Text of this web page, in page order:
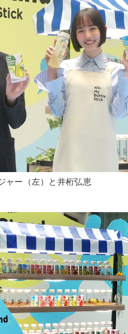
ャー（左）と井桁弘恵